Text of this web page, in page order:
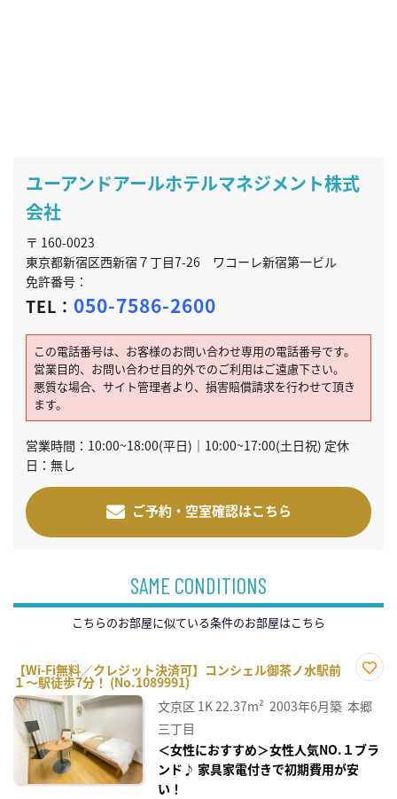
ユーアンドアールホテルマネジメント株式
会社
〒 160-0023
東京都新宿区西新宿７丁目7-26 ワコーレ新宿第一ビル
免許番号：
TEL： 050-7586-2600
この電話番号は、お客様のお問い合わせ専用の電話番号です。
営業目的、お問い合わせ目的外でのご利用はご遠慮下さい。
悪質な場合、サイト管理者より、損害賠償請求を行わせて頂き
ます。
営業時間：10:00~18:00(平日)｜10:00~17:00(土日祝) 定休
日：無し
ご予約・空室確認はこちら
SAME CONDITIONS
こちらのお部屋に似ている条件のお部屋はこちら
【Wi-Fi無料／クレジット決済可】コンシェル御茶ノ水駅前
１～駅徒歩7分！ (No.1089991)
に入
り登
文京区 1K22.37m² 2003年6月築 本郷
三丁目
＜女性におすすめ＞女性人気NO.１ブラ
ンド♪ 家具家電付きで初期費用が安
い！